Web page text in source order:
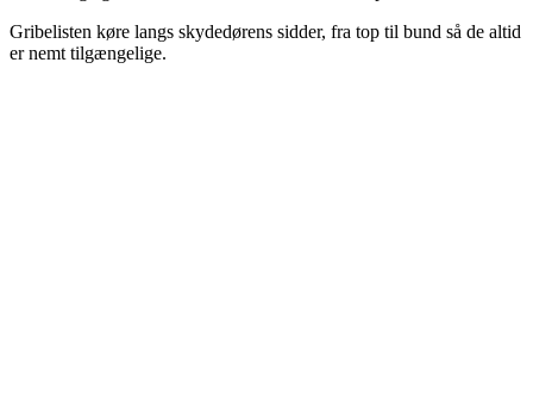
Gribelisten køre langs skydedørens sidder, fra top til bund så de altid
er nemt tilgængelige.